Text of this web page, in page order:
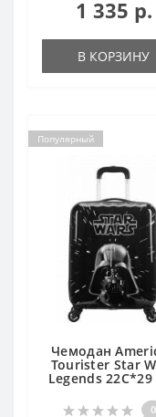
1 335 р.
В КОРЗИНУ
Популярный
Чемодан
Tourister Star
Legends 22C*29
0